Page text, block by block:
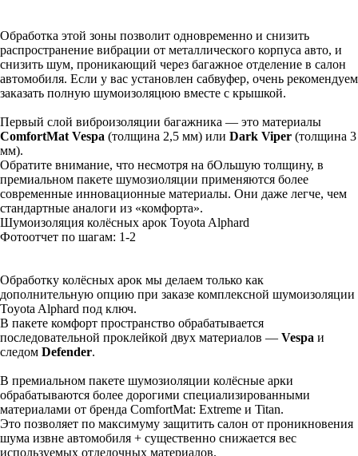
Обработка этой зоны позволит одновременно и снизить
распространение вибрации от металлического корпуса авто, и
снизить шум, проникающий через багажное отделение в салон
автомобиля. Если у вас установлен сабвуфер, очень рекомендуем
заказать полную шумоизоляцюю вместе с крышкой.
Первый слой виброизоляции багажника — это материалы
ComfortMat Vespa (толщина 2,5 мм) или Dark Viper (толщина 3
мм).
Обратите внимание, что несмотря на бОльшую толщину, в
премиальном пакете шумозиоляции применяются более
современные инновационные материалы. Они даже легче, чем
стандартные аналоги из «комфорта».
Шумоизоляция колёсных арок Toyota Alphard
Фотоотчет по шагам: 1-2
Обработку колёсных арок мы делаем только как
дополнительную опцию при заказе комплексной шумоизоляции
Toyota Alphard под ключ.
В пакете комфорт пространство обрабатывается
последовательной проклейкой двух материалов — Vespa и
следом Defender.
В премиальном пакете шумозиоляции колёсные арки
обрабатываются более дорогими специализированными
материалами от бренда ComfortMat: Extreme и Titan.
Это позволяет по максимуму защитить салон от проникновения
шума извне автомобиля + существенно снижается вес
используемых отделочных материалов.